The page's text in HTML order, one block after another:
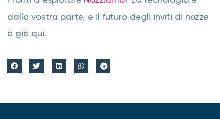
dalla vostra parte, e il futuro degli inviti di nozze
è già qui.